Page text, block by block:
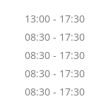
13:00 - 17:30
08:30 - 17:30
08:30 - 17:30
08:30 - 17:30
08:30 - 17:30